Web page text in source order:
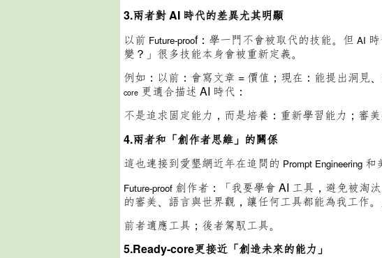
3.兩者對 AI 時代的差異尤其明顯
以前 Future-proof：學一門不會被取代的技能。但 AI
變？」很多技能本身會被重新定義。
例如：以前：會寫文章 = 價值；現在：能提出洞見
core 更適合描述 AI 時代：
不是追求固定能力，而是培養：重新學習能力；審
4.兩者和「創作者思維」的關係
這也連接到愛墾網近年在追問的 Prompt Engineering 和
Future-proof 創作者：「我要學會 AI 工具，避免被淘汰
的審美、語言與世界觀，讓任何工具都能為我工作。
前者適應工具；後者駕馭工具。
5.Ready-core更接近「創造未來的能力」